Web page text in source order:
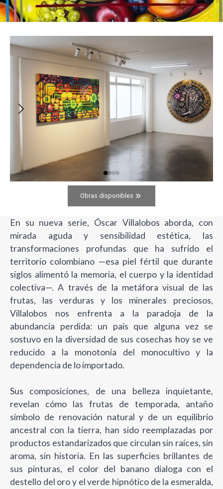
Obras disponibles
En su nueva serie, Óscar Villalobos aborda, con
mirada aguda y sensibilidad estética, las
transformaciones profundas que ha sufrido el
territorio colombiano —esa piel fértil que durante
siglos alimentó la memoria, el cuerpo y la identidad
colectiva—. A través de la metáfora visual de las
frutas, las verduras y los minerales preciosos,
Villalobos nos enfrenta a la paradoja de la
abundancia perdida: un país que alguna vez se
sostuvo en la diversidad de sus cosechas hoy se ve
reducido a la monotonía del monocultivo y la
dependencia de lo importado.
Sus composiciones, de una belleza inquietante,
revelan cómo las frutas de temporada, antaño
símbolo de renovación natural y de un equilibrio
ancestral con la tierra, han sido reemplazadas por
productos estandarizados que circulan sin raíces, sin
aroma, sin historia. En las superficies brillantes de
sus pinturas, el color del banano dialoga con el
destello del oro y el verde hipnótico de la esmeralda,